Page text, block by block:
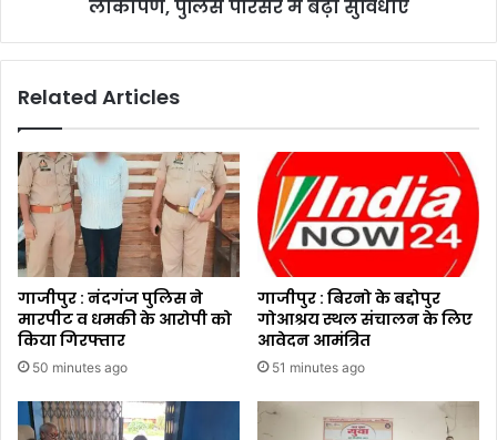
लोकार्पण, पुलिस परिसर में बढ़ी सुविधाएं
Related Articles
गाजीपुर : नंदगंज पुलिस ने
मारपीट व धमकी के आरोपी को
किया गिरफ्तार
50 minutes ago
गाजीपुर : बिरनो के बद्दोपुर
गोआश्रय स्थल संचालन के लिए
आवेदन आमंत्रित
51 minutes ago